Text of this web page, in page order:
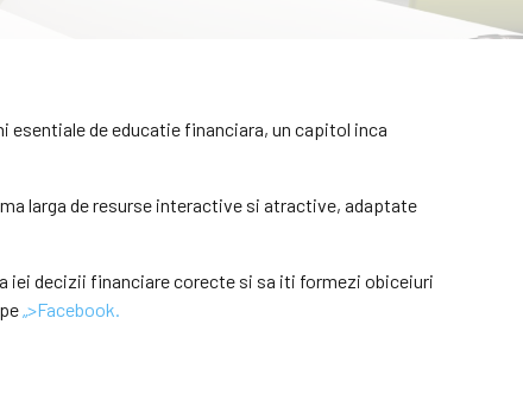
esentiale de educatie financiara, un capitol inca
larga de resurse interactive si atractive, adaptate
iei decizii financiare corecte si sa iti formezi obiceiuri
„>Facebook.